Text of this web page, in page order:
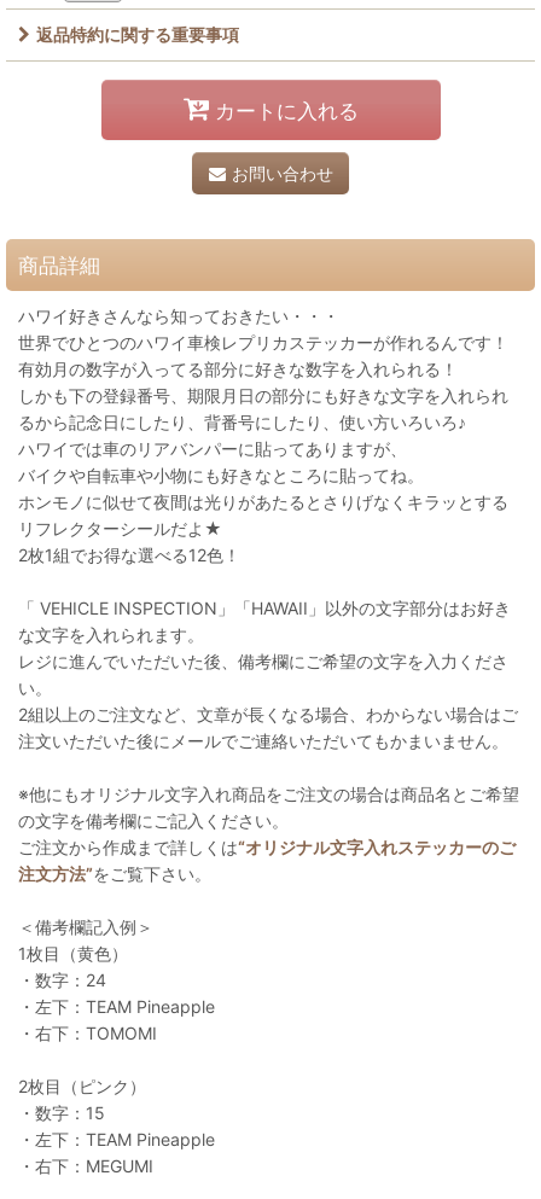
返品特約に関する重要事項
カートに入れる
お問い合わせ
商品詳細
ハワイ好きさんなら知っておきたい・・・
世界でひとつのハワイ車検レプリカステッカーが作れるんです！
有効月の数字が入ってる部分に好きな数字を入れられる！
しかも下の登録番号、期限月日の部分にも好きな文字を入れられ
るから記念日にしたり、背番号にしたり、使い方いろいろ♪
ハワイでは車のリアバンパーに貼ってありますが、
バイクや自転車や小物にも好きなところに貼ってね。
ホンモノに似せて夜間は光りがあたるとさりげなくキラッとする
リフレクターシールだよ★
2枚1組でお得な選べる12色！
「 VEHICLE INSPECTION」「HAWAII」以外の文字部分はお好き
な文字を入れられます。
レジに進んでいただいた後、備考欄にご希望の文字を入力くださ
い。
2組以上のご注文など、文章が長くなる場合、わからない場合はご
注文いただいた後にメールでご連絡いただいてもかまいません。
※他にもオリジナル文字入れ商品をご注文の場合は商品名とご希望
の文字を備考欄にご記入ください。
ご注文から作成まで詳しくは“オリジナル文字入れステッカーのご
注文方法”をご覧下さい。
＜備考欄記入例＞
1枚目（黄色）
・数字：24
・左下：TEAM Pineapple
・右下：TOMOMI
2枚目（ピンク）
・数字：15
・左下：TEAM Pineapple
・右下：MEGUMI